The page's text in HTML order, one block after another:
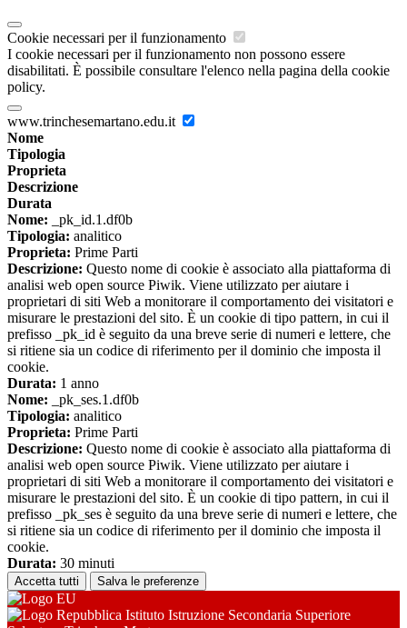
Cookie necessari per il funzionamento
I cookie necessari per il funzionamento non possono essere
disabilitati. È possibile consultare l'elenco nella pagina della cookie
policy.
www.trinchesemartano.edu.it
Nome
Tipologia
Proprieta
Descrizione
Durata
Nome: _pk_id.1.df0b
Tipologia: analitico
Proprieta: Prime Parti
Descrizione: Questo nome di cookie è associato alla piattaforma di
analisi web open source Piwik. Viene utilizzato per aiutare i
proprietari di siti Web a monitorare il comportamento dei visitatori e
misurare le prestazioni del sito. È un cookie di tipo pattern, in cui il
prefisso _pk_id è seguito da una breve serie di numeri e lettere, che
si ritiene sia un codice di riferimento per il dominio che imposta il
cookie.
Durata: 1 anno
Nome: _pk_ses.1.df0b
Tipologia: analitico
Proprieta: Prime Parti
Descrizione: Questo nome di cookie è associato alla piattaforma di
analisi web open source Piwik. Viene utilizzato per aiutare i
proprietari di siti Web a monitorare il comportamento dei visitatori e
misurare le prestazioni del sito. È un cookie di tipo pattern, in cui il
prefisso _pk_ses è seguito da una breve serie di numeri e lettere, che
si ritiene sia un codice di riferimento per il dominio che imposta il
cookie.
Durata: 30 minuti
Accetta tutti Salva le preferenze
Istituto Istruzione Secondaria Superiore